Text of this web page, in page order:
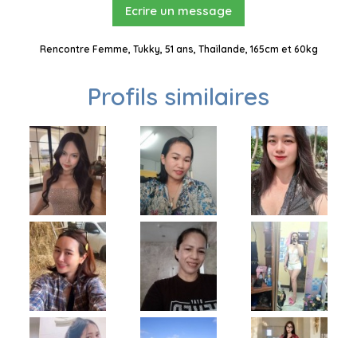
Ecrire un message
Rencontre Femme, Tukky, 51 ans, Thaïlande, 165cm et 60kg
Profils similaires